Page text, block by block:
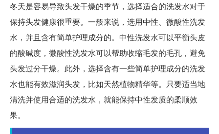
冬天是容易导致头发干燥的季节，选择适合的洗发水对于
保持头发健康很重要。一般来说，选用中性、微酸性洗发
水，并且含有简单护理成分的。中性洗发水可以平衡头皮
的酸碱度，微酸性洗发水可以帮助收缩毛发的毛孔，避免
头发过分干燥。此外，选择含有一些简单护理成分的洗发
水也能有效滋润头发，比如天然植物精华等。只要适当地
清洗并使用合适的洗发水，就能保持中性发质的柔顺效
果。